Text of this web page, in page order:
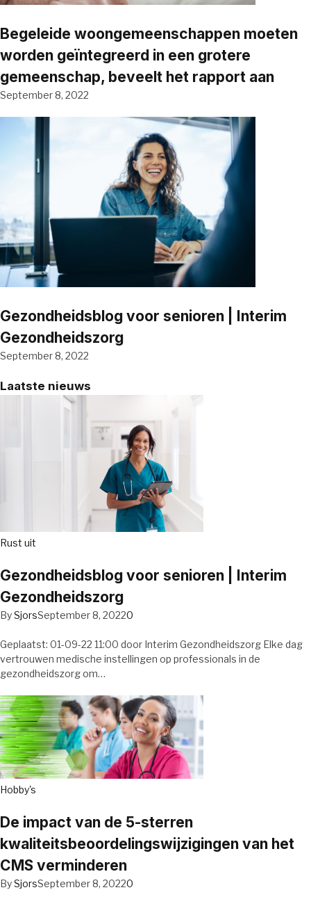
Begeleide woongemeenschappen moeten
worden geïntegreerd in een grotere
gemeenschap, beveelt het rapport aan
September 8, 2022
Gezondheidsblog voor senioren | Interim
Gezondheidszorg
September 8, 2022
Laatste nieuws
Rust uit
Gezondheidsblog voor senioren | Interim
Gezondheidszorg
BySjorsSeptember 8, 20220
Geplaatst: 01-09-22 11:00 door Interim Gezondheidszorg Elke dag
vertrouwen medische instellingen op professionals in de
gezondheidszorg om…
Hobby's
De impact van de 5-sterren
kwaliteitsbeoordelingswijzigingen van het
CMS verminderen
BySjorsSeptember 8, 20220